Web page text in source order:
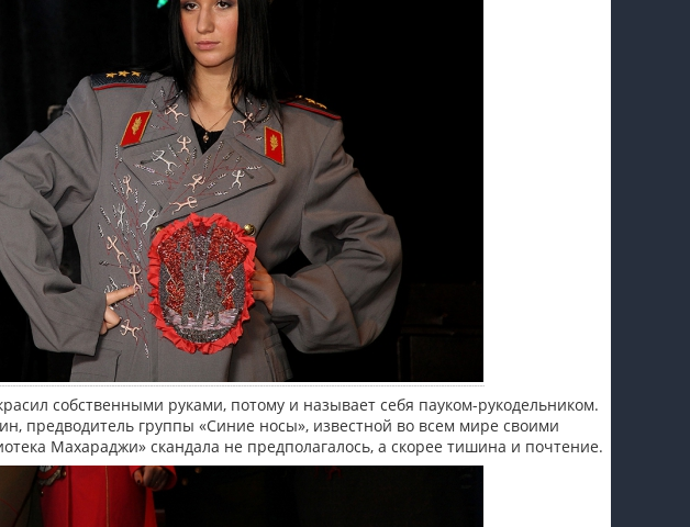
собственными руками, потому и называет себя пауком-рукодельником.
предводитель группы «Синие носы», известной во всем мире своими
Махараджи» скандала не предполагалось, а скорее тишина и почтение.